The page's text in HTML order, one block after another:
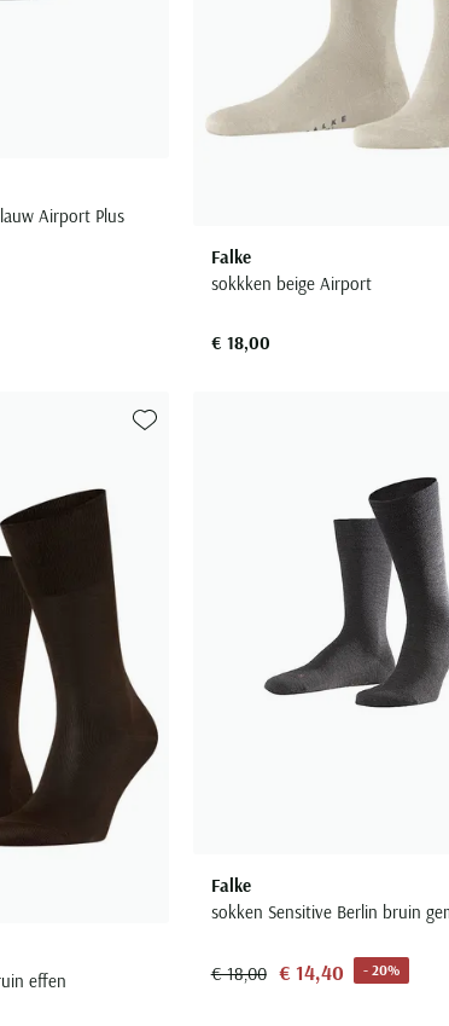
Airport Plus
Falke
sokkken beige Airport
€ 18,00
effen
Falke
sokken Sensitive Berlin bruin
€ 18,00 € 14,40 - 20%